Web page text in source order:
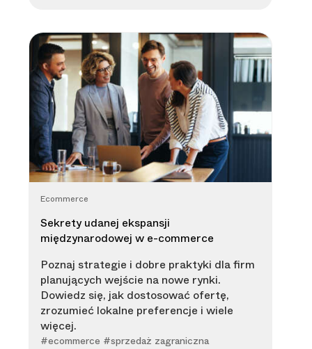
Ecommerce
Sekrety udanej ekspansji
międzynarodowej w e-commerce
Poznaj strategie i dobre praktyki dla firm
planujących wejście na nowe rynki.
Dowiedz się, jak dostosować ofertę,
zrozumieć lokalne preferencje i wiele
więcej.
#ecommerce #sprzedaż zagraniczna